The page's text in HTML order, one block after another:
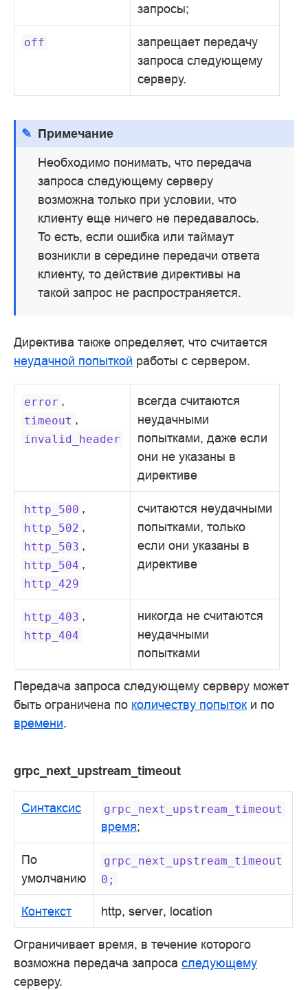
запросы;
off
запрещает передачу
запроса следующему
серверу.
Примечание
Необходимо понимать, что передача
запроса следующему серверу
возможна только при условии, что
клиенту еще ничего не передавалось.
То есть, если ошибка или таймаут
возникли в середине передачи ответа
клиенту, то действие директивы на
такой запрос не распространяется.
Директива также определяет, что считается
неудачной попыткой работы с сервером.
error ,
timeout ,
invalid_header
всегда считаются
неудачными
попытками, даже если
они не указаны в
директиве
http_500 ,
http_502 ,
http_503 ,
http_504 ,
http_429
считаются неудачными
попытками, только
если они указаны в
директиве
http_403 ,
http_404
никогда не считаются
неудачными
попытками
Передача запроса следующему серверу может
быть ограничена по количеству попыток и по
времени.
grpc_next_upstream_timeout
Синтаксис grpc_next_upstream_timeout
время;
По
умолчанию
grpc_next_upstream_timeout
0;
Контекст http, server, location
Ограничивает время, в течение которого
возможна передача запроса следующему
серверу.